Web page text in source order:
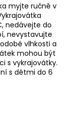
myjte ručně v
nedávejte do
nevystavujte
vlhkosti a
mohou být
s vykrajovátky.
s dětmi do 6